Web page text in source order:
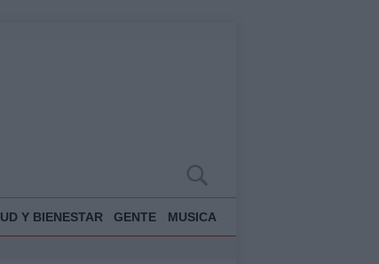
Y BIENESTAR GENTE MUSICA